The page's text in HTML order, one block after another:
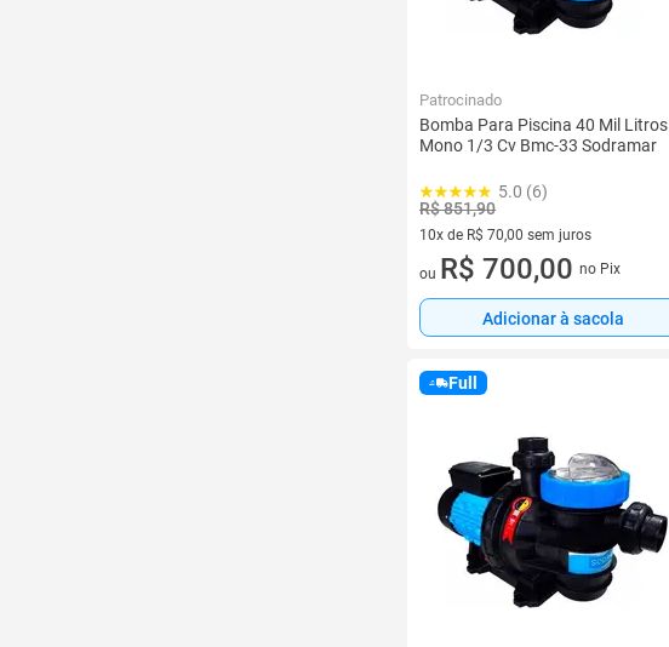
Patrocinado
Bomba Para Piscina 40 Mil Litros
Mono 1/3 Cv Bmc-33 Sodramar
5.0 (6)
R$ 851,90
10x de R$ 70,00 sem juros
10 vez de R$ 70,00 sem juros
ou R$ 700,00 no Pix
Adicionar à sacola
Full